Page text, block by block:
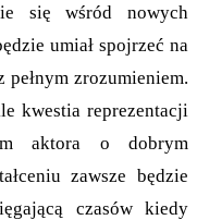
się wśród nowych
umiał spojrzeć na
zrozumieniem.
kwestia reprezentacji
aktora o dobrym
zawsze będzie
czasów kiedy